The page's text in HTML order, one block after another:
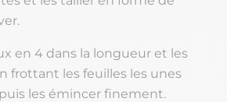
en 4 dans la longueur et les
frottant les feuilles les unes
les émincer finement.